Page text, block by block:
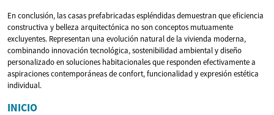
En conclusión, las casas prefabricadas espléndidas demuestran que eficiencia
constructiva y belleza arquitectónica no son conceptos mutuamente
excluyentes. Representan una evolución natural de la vivienda moderna,
combinando innovación tecnológica, sostenibilidad ambiental y diseño
personalizado en soluciones habitacionales que responden efectivamente a
aspiraciones contemporáneas de confort, funcionalidad y expresión estética
individual.
INICIO